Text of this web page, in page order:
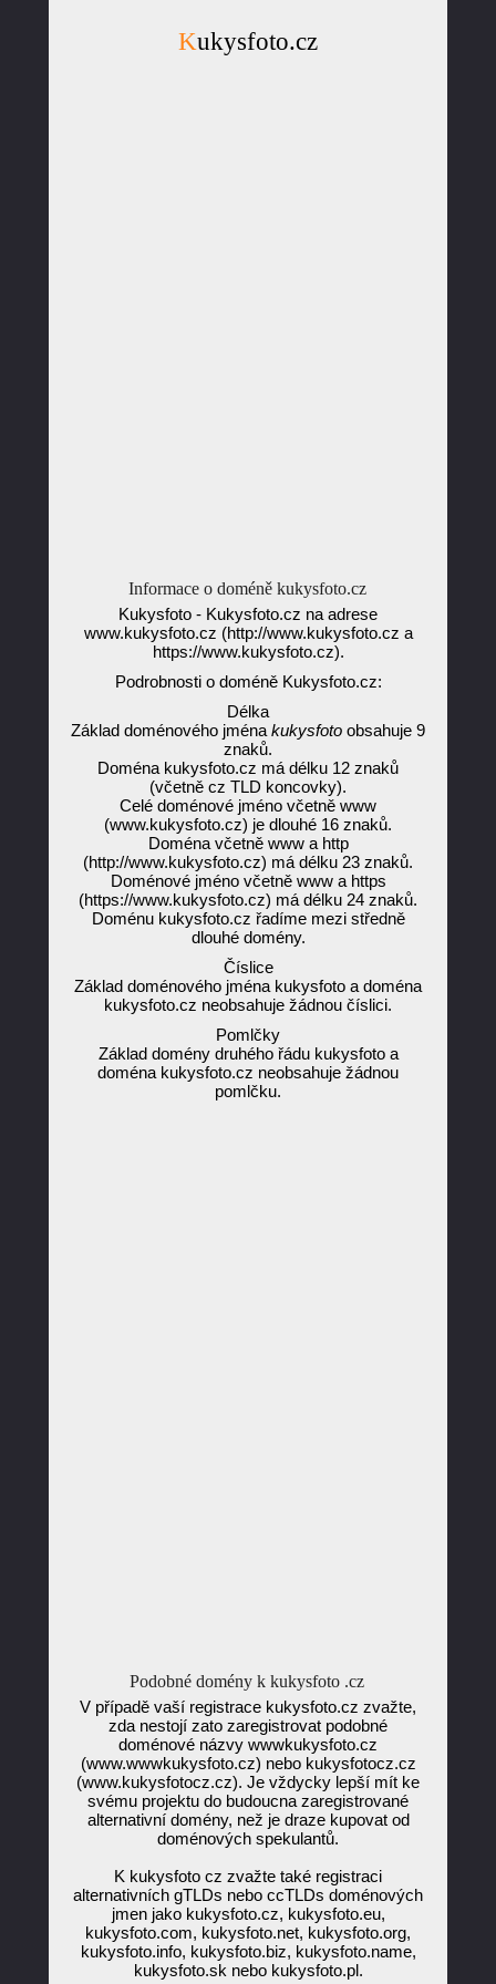
Kukysfoto.cz
Informace o doméně kukysfoto.cz
Kukysfoto - Kukysfoto.cz na adrese
www.kukysfoto.cz (http://www.kukysfoto.cz a
https://www.kukysfoto.cz).
Podrobnosti o doméně Kukysfoto.cz:
Délka
Základ doménového jména kukysfoto obsahuje 9
znaků.
Doména kukysfoto.cz má délku 12 znaků
(včetně cz TLD koncovky).
Celé doménové jméno včetně www
(www.kukysfoto.cz) je dlouhé 16 znaků.
Doména včetně www a http
(http://www.kukysfoto.cz) má délku 23 znaků.
Doménové jméno včetně www a https
(https://www.kukysfoto.cz) má délku 24 znaků.
Doménu kukysfoto.cz řadíme mezi středně
dlouhé domény.
Číslice
Základ doménového jména kukysfoto a doména
kukysfoto.cz neobsahuje žádnou číslici.
Pomlčky
Základ domény druhého řádu kukysfoto a
doména kukysfoto.cz neobsahuje žádnou
pomlčku.
Podobné domény k kukysfoto .cz
V případě vaší registrace kukysfoto.cz zvažte,
zda nestojí zato zaregistrovat podobné
doménové názvy wwwkukysfoto.cz
(www.wwwkukysfoto.cz) nebo kukysfotocz.cz
(www.kukysfotocz.cz). Je vždycky lepší mít ke
svému projektu do budoucna zaregistrované
alternativní domény, než je draze kupovat od
doménových spekulantů.
K kukysfoto cz zvažte také registraci
alternativních gTLDs nebo ccTLDs doménových
jmen jako kukysfoto.cz, kukysfoto.eu,
kukysfoto.com, kukysfoto.net, kukysfoto.org,
kukysfoto.info, kukysfoto.biz, kukysfoto.name,
kukysfoto.sk nebo kukysfoto.pl.